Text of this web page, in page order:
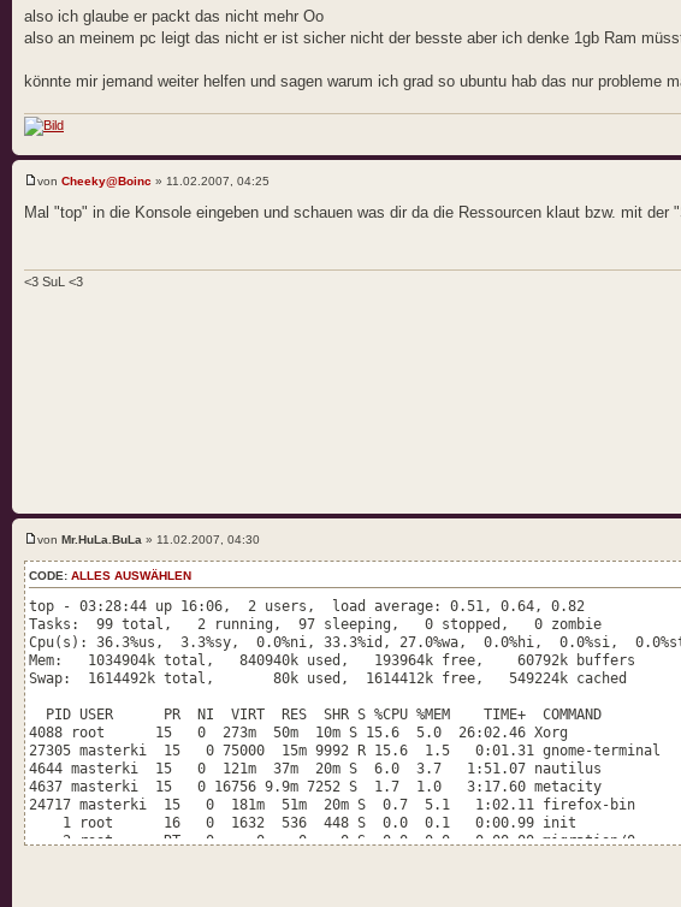
also ich glaube er packt das nicht mehr Oo
also an meinem pc leigt das nicht er ist sicher nicht der besste aber ich denke 1gb Ram
könnte mir jemand weiter helfen und sagen warum ich grad so ubuntu hab das nur probleme
von Cheeky@Boinc » 11.02.2007, 04:25
Mal "top" in die Konsole eingeben und schauen was dir da die Ressourcen klaut bzw. mit der
<3 SuL <3
von Mr.HuLa.BuLa » 11.02.2007, 04:30
CODE: ALLES AUSWÄHLEN
top - 03:28:44 up 16:06, 2 users, load average: 0.51, 0.64, 0.82
Tasks: 99 total, 2 running, 97 sleeping, 0 stopped, 0 zombie
Cpu(s): 36.3%us, 3.3%sy, 0.0%ni, 33.3%id, 27.0%wa, 0.0%hi, 0.0%si,
Mem: 1034904k total, 840940k used, 193964k free, 60792k buffers
Swap: 1614492k total, 80k used, 1614412k free, 549224k cached
PID USER PR NI VIRT RES SHR S %CPU %MEM TIME+
4088 root 15 0 273m 50m 10m S 15.6 5.0 26:02.46
27305 masterki 15 0 75000 15m 9992 R 15.6 1.5 0:01.31 gnome-
4644 masterki 15 0 121m 37m 20m S 6.0 3.7 1:51.07
4637 masterki 15 0 16756 9.9m 7252 S 1.7 1.0 3:17.60
24717 masterki 15 0 181m 51m 20m S 0.7 5.1 1:02.11 firefox-
1 root 16 0 1632 536 448 S 0.0 0.1 0:00.99
2 root RT 0 0 0 0 S 0.0 0.0 0:00.00 migration/